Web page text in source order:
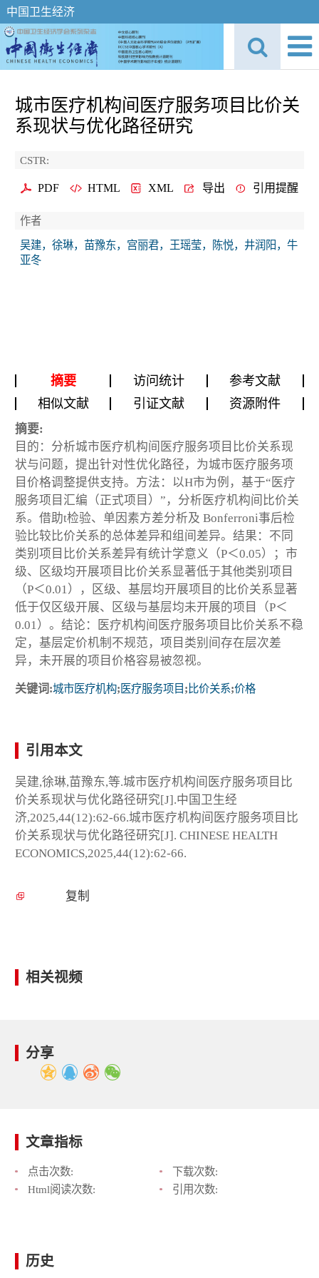
中国卫生经济
城市医疗机构间医疗服务项目比价关
系现状与优化路径研究
CSTR:
PDF HTML XML 导出 引用提醒
作者
吴建，徐琳，苗豫东，宫丽君，王瑶莹，陈悦，井润阳，牛
亚冬
摘要 访问统计
参考文献
相似文献
引证文献 资源附件
摘要:
目的：分析城市医疗机构间医疗服务项目比价关系现
状与问题，提出针对性优化路径，为城市医疗服务项
目价格调整提供支持。方法：以H市为例，基于“医疗
服务项目汇编（正式项目）”，分析医疗机构间比价关
系。借助t检验、单因素方差分析及 Bonferroni事后检
验比较比价关系的总体差异和组间差异。结果：不同
类别项目比价关系差异有统计学意义（P＜0.05）；市
级、区级均开展项目比价关系显著低于其他类别项目
（P＜0.01），区级、基层均开展项目的比价关系显著
低于仅区级开展、区级与基层均未开展的项目（P＜
0.01）。结论：医疗机构间医疗服务项目比价关系不稳
定，基层定价机制不规范，项目类别间存在层次差
异，未开展的项目价格容易被忽视。
关键词:城市医疗机构; 医疗服务项目 ; 比价关系;价格
引用本文
吴建,徐琳,苗豫东,等.城市医疗机构间医疗服务项目比
价关系现状与优化路径研究[J].中国卫生经
济,2025,44(12):62-66.城市医疗机构间医疗服务项目比
价关系现状与优化路径研究[J]. CHINESE HEALTH
ECONOMICS,2025,44(12):62-66.
复制
相关视频
分享
文章指标
点击次数:
下载次数:
Html阅读次数:
引用次数:
历史